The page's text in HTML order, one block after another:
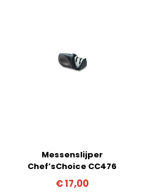
Messenslijper
Chef’sChoice CC476
€17,00